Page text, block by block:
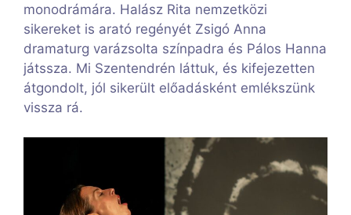
monodrámára. Halász Rita nemzetközi
sikereket is arató regényét Zsigó Anna
dramaturg varázsolta színpadra és Pálos Hanna
játssza. Mi Szentendrén láttuk, és kifejezetten
átgondolt, jól sikerült előadásként emlékszünk
vissza rá.